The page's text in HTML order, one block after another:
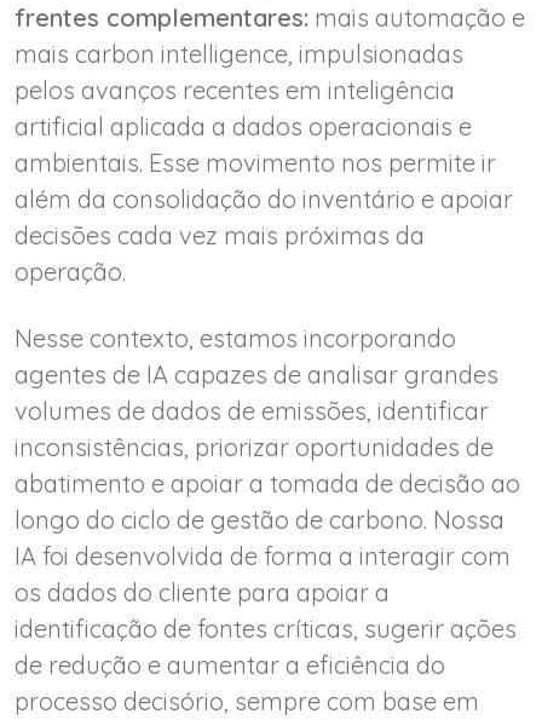
frentes complementares: mais automação e
mais carbon intelligence, impulsionadas
pelos avanços recentes em inteligência
artificial aplicada a dados operacionais e
ambientais. Esse movimento nos permite ir
além da consolidação do inventário e apoiar
decisões cada vez mais próximas da
operação.
Nesse contexto, estamos incorporando
agentes de IA capazes de analisar grandes
volumes de dados de emissões, identificar
inconsistências, priorizar oportunidades de
abatimento e apoiar a tomada de decisão ao
longo do ciclo de gestão de carbono. Nossa
IA foi desenvolvida de forma a interagir com
os dados do cliente para apoiar a
identificação de fontes críticas, sugerir ações
de redução e aumentar a eficiência do
processo decisório, sempre com base em